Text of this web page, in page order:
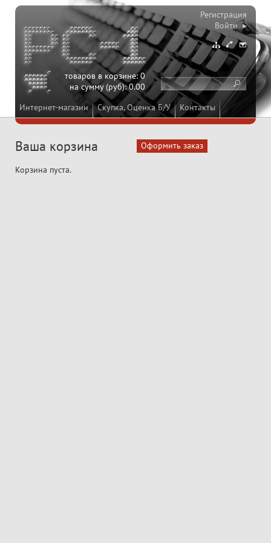
Интернет-магазин Скупка, Оценка Б/У Контакты
товаров в корзине:0
на сумму (руб):0.00
Регистрация
Войти ▸
Ваша корзина
Корзина пуста.